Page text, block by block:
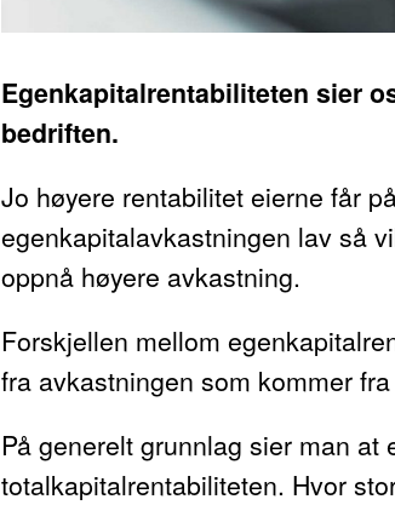
Egenkapitalrentabiliteten sier
bedriften.
Jo høyere rentabilitet eierne får
egenkapitalavkastningen lav så
oppnå høyere avkastning.
Forskjellen mellom
fra avkastningen som kommer
På generelt grunnlag sier man
totalkapitalrentabiliteten. Hvor